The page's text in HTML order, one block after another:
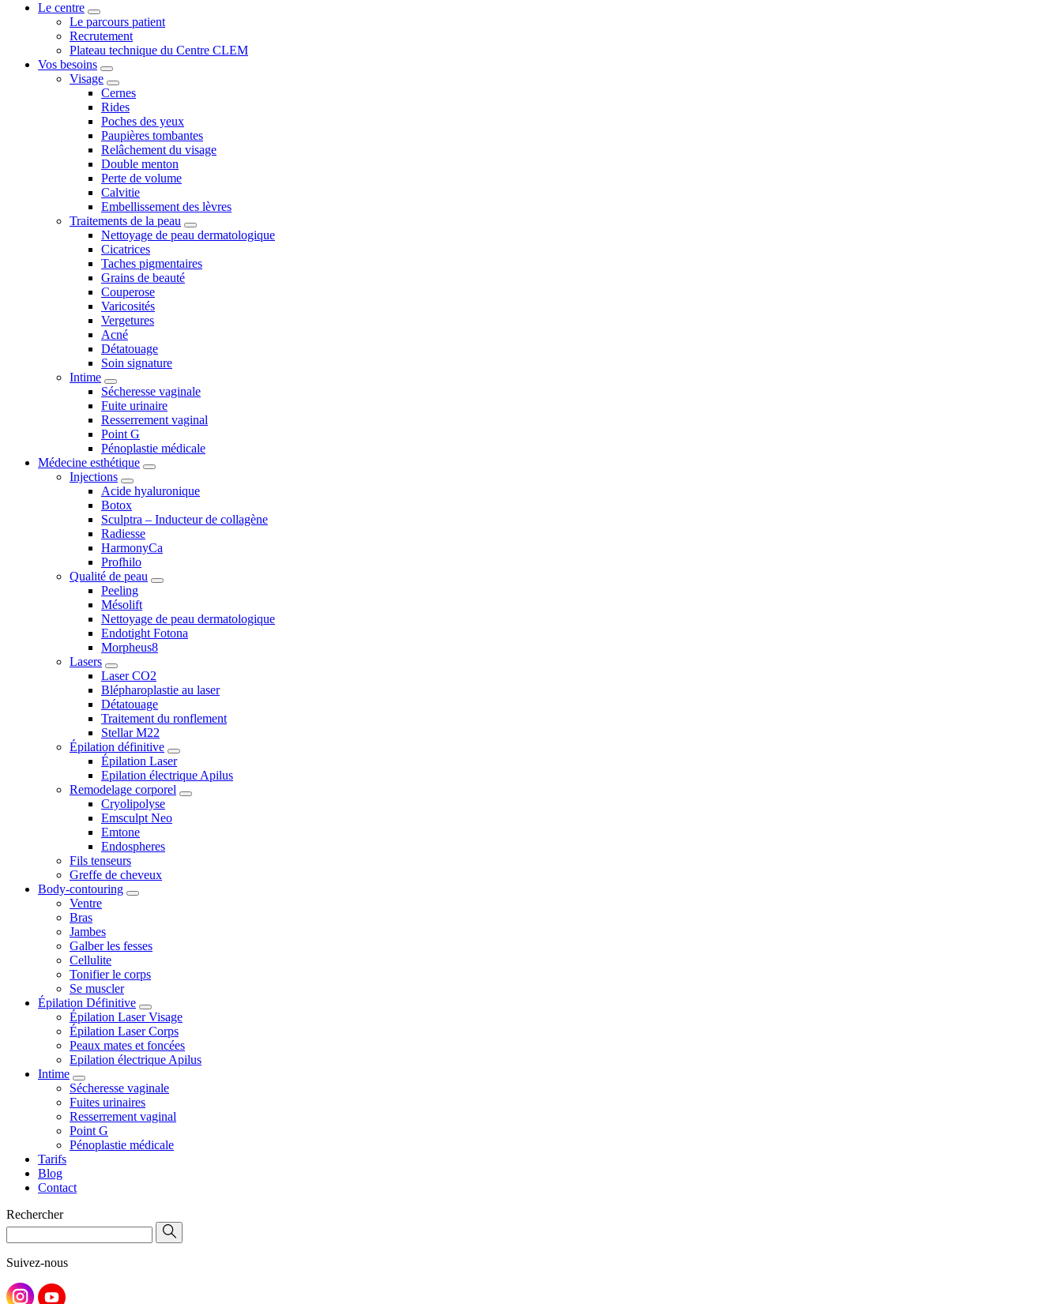
Le centre
Le parcours patient
Recrutement
Plateau technique du Centre CLEM
Vos besoins
Visage
Cernes
Rides
Poches des yeux
Paupières tombantes
Relâchement du visage
Double menton
Perte de volume
Calvitie
Embellissement des lèvres
Traitements de la peau
Nettoyage de peau dermatologique
Cicatrices
Taches pigmentaires
Grains de beauté
Couperose
Varicosités
Vergetures
Acné
Détatouage
Soin signature
Intime
Sécheresse vaginale
Fuite urinaire
Resserrement vaginal
Point G
Pénoplastie médicale
Médecine esthétique
Injections
Acide hyaluronique
Botox
Sculptra – Inducteur de collagène
Radiesse
HarmonyCa
Profhilo
Qualité de peau
Peeling
Mésolift
Nettoyage de peau dermatologique
Endotight Fotona
Morpheus8
Lasers
Laser CO2
Blépharoplastie au laser
Détatouage
Traitement du ronflement
Stellar M22
Épilation définitive
Épilation Laser
Epilation électrique Apilus
Remodelage corporel
Cryolipolyse
Emsculpt Neo
Emtone
Endospheres
Fils tenseurs
Greffe de cheveux
Body-contouring
Ventre
Bras
Jambes
Galber les fesses
Cellulite
Tonifier le corps
Se muscler
Épilation Définitive
Épilation Laser Visage
Épilation Laser Corps
Peaux mates et foncées
Epilation électrique Apilus
Intime
Sécheresse vaginale
Fuites urinaires
Resserrement vaginal
Point G
Pénoplastie médicale
Tarifs
Blog
Contact
Rechercher
Suivez-nous